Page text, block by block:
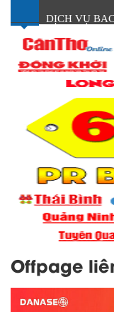
DỊCH VỤ
Offpage